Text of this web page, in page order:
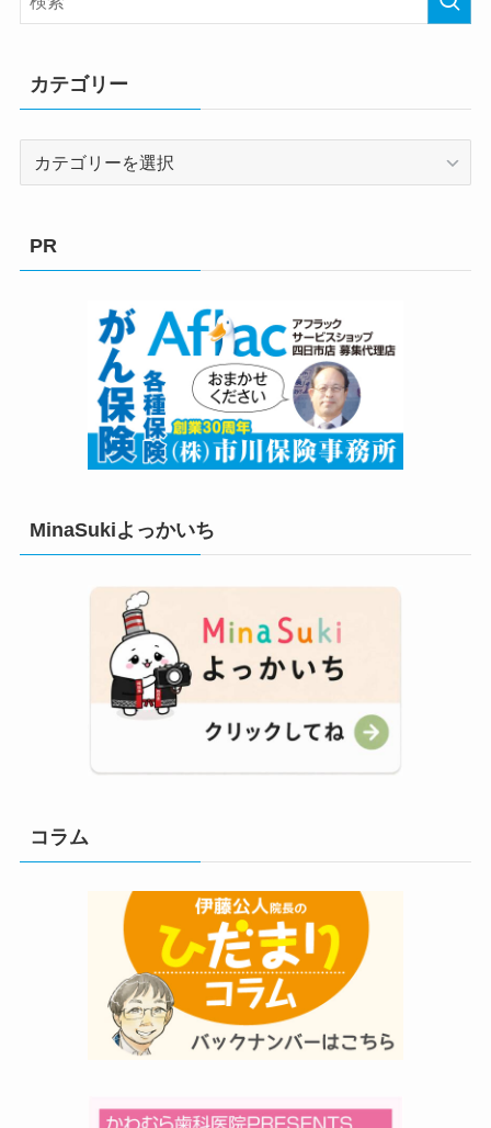
カテゴリー
PR
MinaSukiよっかいち
コラム